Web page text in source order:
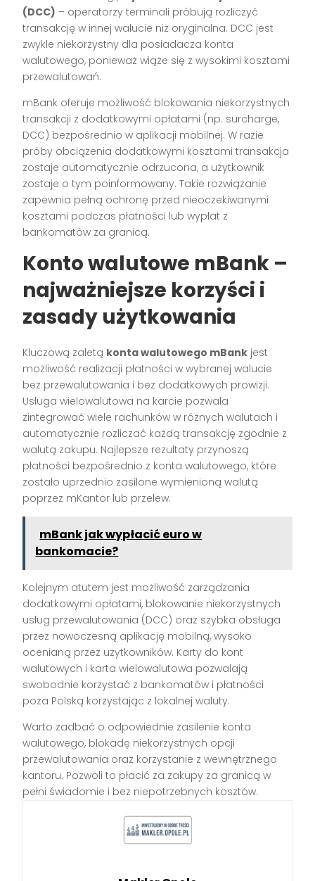
(DCC) – operatorzy terminali próbują rozliczyć
transakcję w innej walucie niż oryginalna. DCC jest
zwykle niekorzystny dla posiadacza konta
walutowego, ponieważ wiąże się z wysokimi kosztami
przewalutowań.
mBank oferuje możliwość blokowania niekorzystnych
transakcji z dodatkowymi opłatami (np. surcharge,
DCC) bezpośrednio w aplikacji mobilnej. W razie
próby obciążenia dodatkowymi kosztami transakcja
zostaje automatycznie odrzucona, a użytkownik
zostaje o tym poinformowany. Takie rozwiązanie
zapewnia pełną ochronę przed nieoczekiwanymi
kosztami podczas płatności lub wypłat z
bankomatów za granicą.
Konto walutowe mBank –
najważniejsze korzyści i
zasady użytkowania
Kluczową zaletą konta walutowego mBank jest
możliwość realizacji płatności w wybranej walucie
bez przewalutowania i bez dodatkowych prowizji.
Usługa wielowalutowa na karcie pozwala
zintegrować wiele rachunków w różnych walutach i
automatycznie rozliczać każdą transakcję zgodnie z
walutą zakupu. Najlepsze rezultaty przynoszą
płatności bezpośrednio z konta walutowego, które
zostało uprzednio zasilone wymienioną walutą
poprzez mKantor lub przelew.
mBank jak wypłacić euro w
bankomacie?
Kolejnym atutem jest możliwość zarządzania
dodatkowymi opłatami, blokowanie niekorzystnych
usług przewalutowania (DCC) oraz szybka obsługa
przez nowoczesną aplikację mobilną, wysoko
ocenianą przez użytkowników. Karty do kont
walutowych i karta wielowalutowa pozwalają
swobodnie korzystać z bankomatów i płatności
poza Polską korzystając z lokalnej waluty.
Warto zadbać o odpowiednie zasilenie konta
walutowego, blokadę niekorzystnych opcji
przewalutowania oraz korzystanie z wewnętrznego
kantoru. Pozwoli to płacić za zakupy za granicą w
pełni świadomie i bez niepotrzebnych kosztów.